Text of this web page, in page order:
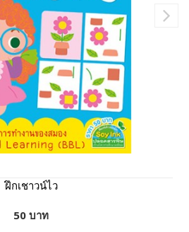
ฝึกเชาวน์ไว
50 บาท